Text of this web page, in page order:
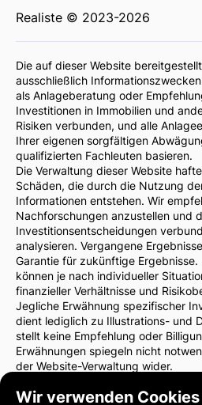
Wir verwenden Cookies
Realiste © 2023-2026
Die auf dieser Website
ausschließlich
als Anlageberatung oder
Investitionen in Immobilien und
Risiken verbunden, und alle
Ihrer eigenen sorgfältigen
qualifizierten Fachleuten basieren.
Die Verwaltung dieser Website
Schäden, die durch die Nutzung
Informationen entstehen. Wir
Nachforschungen anzustellen und
Investitionsentscheidungen
analysieren. Vergangene
Garantie für zukünftige
können je nach individueller
finanzieller Verhältnisse und
Jegliche Erwähnung spezifischer
dient lediglich zu Illustrations- und
stellt keine Empfehlung oder
Erwähnungen spiegeln nicht
der Website-Verwaltung wider.
Finanzberater oder Rechtsanwalt